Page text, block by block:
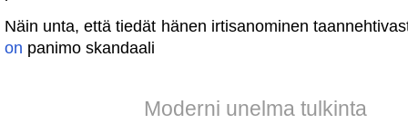
Näin unta, että tiedät hänen irtisanominen
on panimo skandaali
Moderni unelma tulkinta